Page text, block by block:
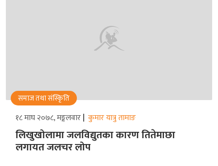
समाज तथा संस्किृति
१८ माघ २०७८, मङ्गलवार कुमार यात्रु तामाङ
लिखुखोलामा जलविद्युतका कारण तितेमाछा
लगायत जलचर लोप